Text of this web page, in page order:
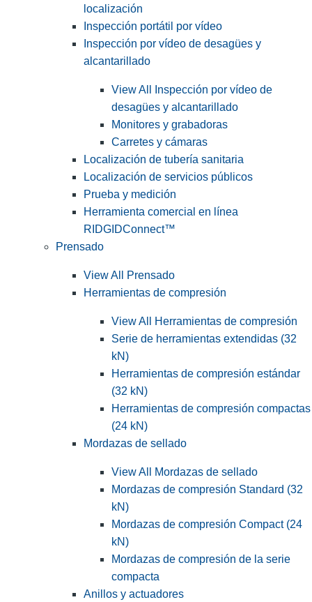
localización
Inspección portátil por vídeo
Inspección por vídeo de desagües y
alcantarillado
View All Inspección por vídeo de
desagües y alcantarillado
Monitores y grabadoras
Carretes y cámaras
Localización de tubería sanitaria
Localización de servicios públicos
Prueba y medición
Herramienta comercial en línea
RIDGIDConnect™
Prensado
View All Prensado
Herramientas de compresión
View All Herramientas de compresión
Serie de herramientas extendidas (32
kN)
Herramientas de compresión estándar
(32 kN)
Herramientas de compresión compactas
(24 kN)
Mordazas de sellado
View All Mordazas de sellado
Mordazas de compresión Standard (32
kN)
Mordazas de compresión Compact (24
kN)
Mordazas de compresión de la serie
compacta
Anillos y actuadores